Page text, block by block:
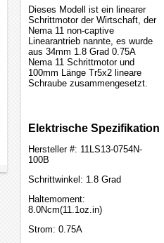
Dieses Modell ist ein linearer
Schrittmotor der Wirtschaft, der
Nema 11 non-captive
Linearantrieb nannte, es wurde
aus 34mm 1.8 Grad 0.75A
Nema 11 Schrittmotor und
100mm Länge Tr5x2 lineare
Schraube zusammengesetzt.
Elektrische Spezifikation
Hersteller #: 11LS13-0754N-
100B
Schrittwinkel: 1.8 Grad
Haltemoment:
8.0Ncm(11.1oz.in)
Strom: 0.75A